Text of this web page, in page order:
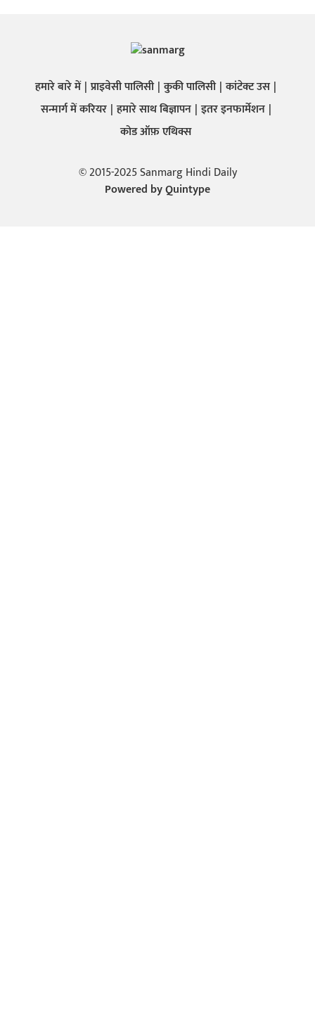
हमारे बारे में प्राइवेसी पालिसी कुकी पालिसी कांटेक्ट उस
सन्मार्ग में करियर हमारे साथ बिज्ञापन इतर इनफार्मेशन
कोड ऑफ़ एथिक्स
© 2015-2025 Sanmarg Hindi Daily
Powered byQuintype